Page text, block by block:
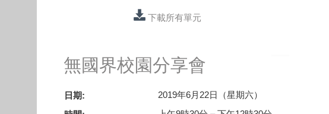
下載所有單元
無國界校園分享會
日期: 2019年6月22日（星期六）